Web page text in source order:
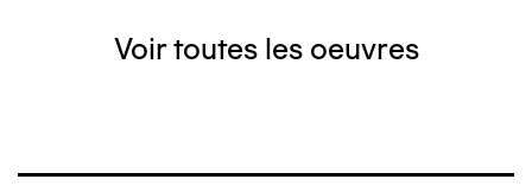
Voir toutes les oeuvres